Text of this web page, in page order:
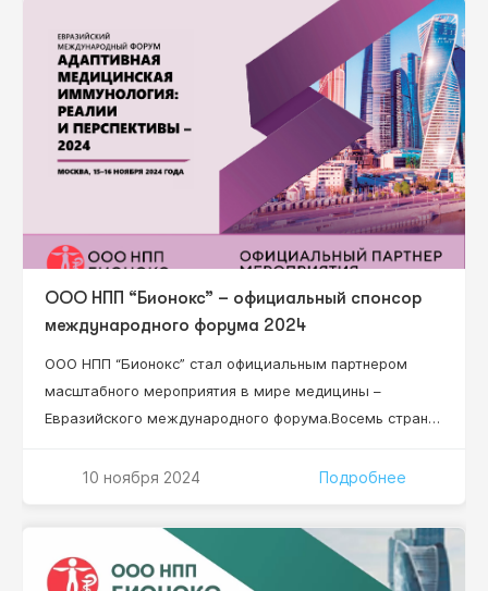
ООО НПП “Бионокс” – официальный спонсор
международного форума 2024
ООО НПП “Бионокс” стал официальным партнером
масштабного мероприятия в мире медицины –
Евразийского международного форума.Восемь стран
более 15 научных секций, 2 337 специалистов!
10 ноября 2024 Подробнее